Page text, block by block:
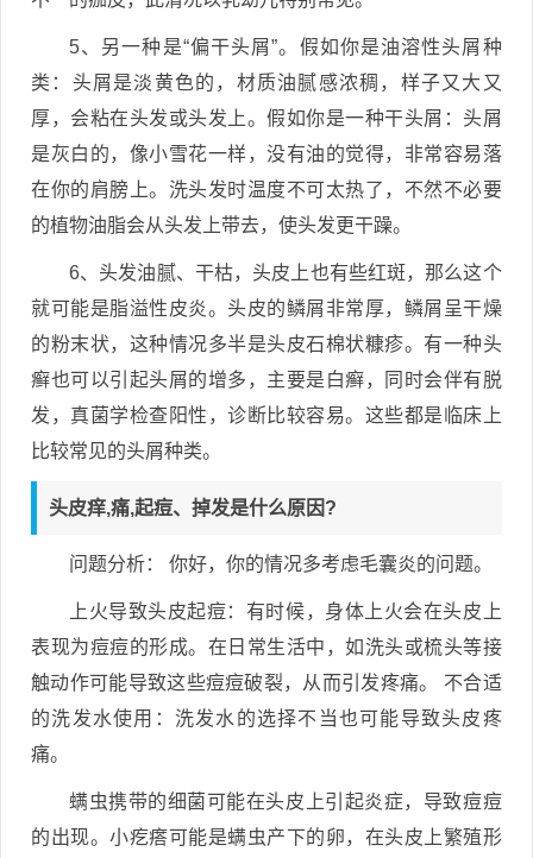
5、另一种是“偏干头屑”。假如你是油溶性头屑种
类：头屑是淡黄色的，材质油腻感浓稠，样子又大又
厚，会粘在头发或头发上。假如你是一种干头屑：头屑
是灰白的，像小雪花一样，没有油的觉得，非常容易落
在你的肩膀上。洗头发时温度不可太热了，不然不必要
的植物油脂会从头发上带去，使头发更干躁。
6、头发油腻、干枯，头皮上也有些红斑，那么这个
就可能是脂溢性皮炎。头皮的鳞屑非常厚，鳞屑呈干燥
的粉末状，这种情况多半是头皮石棉状糠疹。有一种头
癣也可以引起头屑的增多，主要是白癣，同时会伴有脱
发，真菌学检查阳性，诊断比较容易。这些都是临床上
比较常见的头屑种类。
头皮痒,痛,起痘、掉发是什么原因?
问题分析： 你好，你的情况多考虑毛囊炎的问题。
上火导致头皮起痘：有时候，身体上火会在头皮上
表现为痘痘的形成。在日常生活中，如洗头或梳头等接
触动作可能导致这些痘痘破裂，从而引发疼痛。 不合适
的洗发水使用：洗发水的选择不当也可能导致头皮疼
痛。
螨虫携带的细菌可能在头皮上引起炎症，导致痘痘
的出现。小疙瘩可能是螨虫产下的卵，在头皮上繁殖形